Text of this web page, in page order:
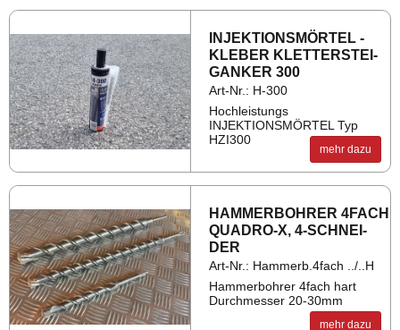
IN­JEK­TI­ONS­MÖR­TEL -
KLE­BER KLET­TER­STEI­
GAN­KER 300
Art-Nr.: H-300
Hochleistungs
INJEKTIONSMÖRTEL Typ
HZI300
mehr dazu
HAM­MER­BOH­RER 4FACH
QUA­DRO-X, 4-SCHNEI­
DER
Art-Nr.: Hammerb.4fach ../..H
Hammerbohrer 4fach hart
Durchmesser 20-30mm
mehr dazu